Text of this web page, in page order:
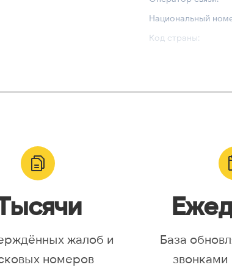
Национальный
Код страны:
Asia/Yekaterinburg,
Moscow, Europe/Samara
Валидный номер:
жалоб и
номеров
База